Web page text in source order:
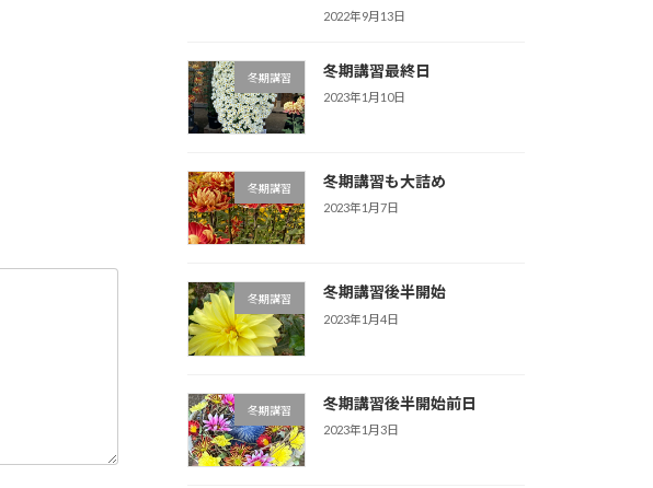
2022年9月13日
冬期講習 冬期講習最終日
2023年1月10日
冬期講習 冬期講習も大詰め
2023年1月7日
冬期講習 冬期講習後半開始
2023年1月4日
冬期講習 冬期講習後半開始前日
2023年1月3日